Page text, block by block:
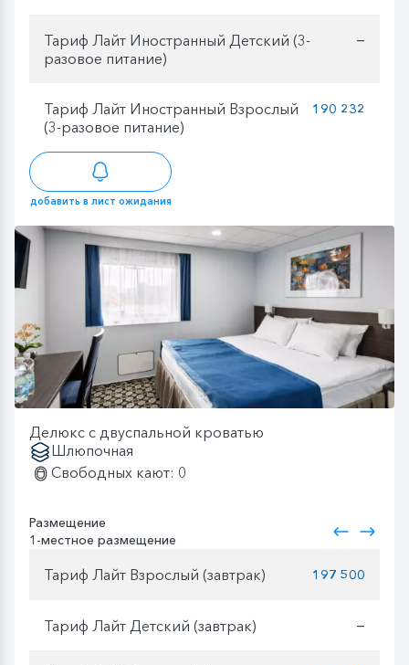
Тариф Лайт Иностранный Детский (3-
разовое питание)
—
Тариф Лайт Иностранный Взрослый
(3-разовое питание)
190 232
добавить в лист ожидания
Делюкс с двуспальной кроватью
Шлюпочная
Свободных кают: 0
Размещение
1-местное размещение
Тариф Лайт Взрослый (завтрак) 197 500
Тариф Лайт Детский (завтрак) —